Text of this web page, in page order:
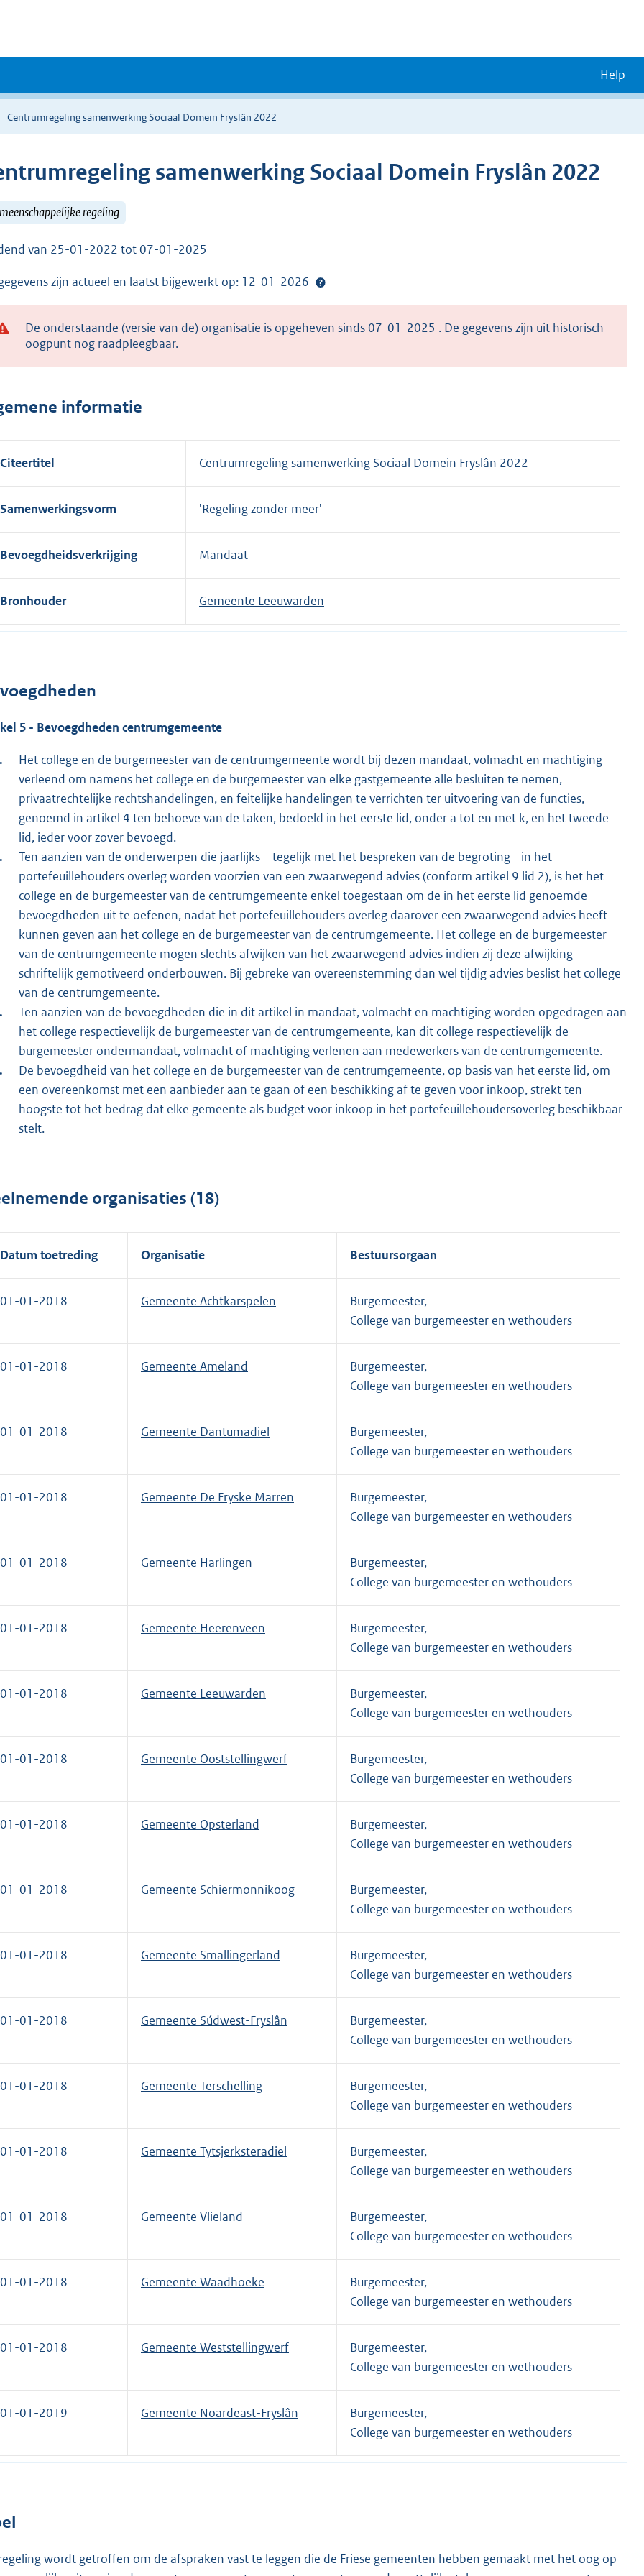
Help
Centrumregeling samenwerking Sociaal Domein Fryslân 2022
samenwerking Sociaal Domein Fryslân 2022
regeling
van 25-01-2022 tot 07-01-2025
zijn actueel en laatst bijgewerkt op: 12-01-2026
De onderstaande (versie van de) organisatie is opgeheven sinds 07-01-2025 . De gegevens zijn uit historisch
oogpunt nog raadpleegbaar.
informatie
Citeertitel Centrumregeling samenwerking Sociaal Domein Fryslân 2022
Samenwerkingsvorm 'Regeling zonder meer'
Bevoegdheidsverkrijging Mandaat
Bronhouder Gemeente Leeuwarden
5 - Bevoegdheden centrumgemeente
Het college en de burgemeester van de centrumgemeente wordt bij dezen mandaat, volmacht en machtiging
verleend om namens het college en de burgemeester van elke gastgemeente alle besluiten te nemen,
privaatrechtelijke rechtshandelingen, en feitelijke handelingen te verrichten ter uitvoering van de functies,
genoemd in artikel 4 ten behoeve van de taken, bedoeld in het eerste lid, onder a tot en met k, en het tweede
lid, ieder voor zover bevoegd.
Ten aanzien van de onderwerpen die jaarlijks – tegelijk met het bespreken van de begroting - in het
portefeuillehouders overleg worden voorzien van een zwaarwegend advies (conform artikel 9 lid 2), is het het
college en de burgemeester van de centrumgemeente enkel toegestaan om de in het eerste lid genoemde
bevoegdheden uit te oefenen, nadat het portefeuillehouders overleg daarover een zwaarwegend advies heeft
kunnen geven aan het college en de burgemeester van de centrumgemeente. Het college en de burgemeester
van de centrumgemeente mogen slechts afwijken van het zwaarwegend advies indien zij deze afwijking
schriftelijk gemotiveerd onderbouwen. Bij gebreke van overeenstemming dan wel tijdig advies beslist het college
van de centrumgemeente.
Ten aanzien van de bevoegdheden die in dit artikel in mandaat, volmacht en machtiging worden opgedragen aan
het college respectievelijk de burgemeester van de centrumgemeente, kan dit college respectievelijk de
burgemeester ondermandaat, volmacht of machtiging verlenen aan medewerkers van de centrumgemeente.
De bevoegdheid van het college en de burgemeester van de centrumgemeente, op basis van het eerste lid, om
een overeenkomst met een aanbieder aan te gaan of een beschikking af te geven voor inkoop, strekt ten
hoogste tot het bedrag dat elke gemeente als budget voor inkoop in het portefeuillehoudersoverleg beschikbaar
stelt.
organisaties (18)
Datum toetreding Organisatie Bestuursorgaan
01-01-2018 Gemeente Achtkarspelen
Burgemeester,
College van burgemeester en wethouders
01-01-2018 Gemeente Ameland
Burgemeester,
College van burgemeester en wethouders
01-01-2018 Gemeente Dantumadiel
Burgemeester,
College van burgemeester en wethouders
01-01-2018 Gemeente De Fryske Marren
Burgemeester,
College van burgemeester en wethouders
01-01-2018 Gemeente Harlingen
Burgemeester,
College van burgemeester en wethouders
01-01-2018 Gemeente Heerenveen
Burgemeester,
College van burgemeester en wethouders
01-01-2018 Gemeente Leeuwarden
Burgemeester,
College van burgemeester en wethouders
01-01-2018 Gemeente Ooststellingwerf
Burgemeester,
College van burgemeester en wethouders
01-01-2018 Gemeente Opsterland
Burgemeester,
College van burgemeester en wethouders
01-01-2018 Gemeente Schiermonnikoog
Burgemeester,
College van burgemeester en wethouders
01-01-2018 Gemeente Smallingerland
Burgemeester,
College van burgemeester en wethouders
01-01-2018 Gemeente Súdwest-Fryslân
Burgemeester,
College van burgemeester en wethouders
01-01-2018 Gemeente Terschelling
Burgemeester,
College van burgemeester en wethouders
01-01-2018 Gemeente Tytsjerksteradiel
Burgemeester,
College van burgemeester en wethouders
01-01-2018 Gemeente Vlieland
Burgemeester,
College van burgemeester en wethouders
01-01-2018 Gemeente Waadhoeke
Burgemeester,
College van burgemeester en wethouders
01-01-2018 Gemeente Weststellingwerf
Burgemeester,
College van burgemeester en wethouders
01-01-2019 Gemeente Noardeast-Fryslân
Burgemeester,
College van burgemeester en wethouders
wordt getroffen om de afspraken vast te leggen die de Friese gemeenten hebben gemaakt met het oog op